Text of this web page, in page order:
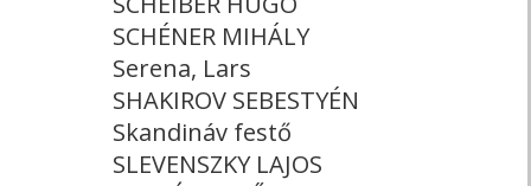
SCHÉNER MIHÁLY
Serena, Lars
SHAKIROV SEBESTYÉN
Skandináv festő
SLEVENSZKY LAJOS